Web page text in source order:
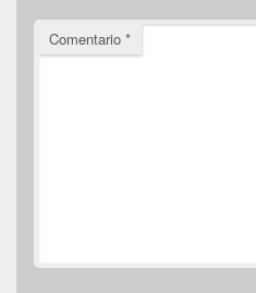
Comentario *